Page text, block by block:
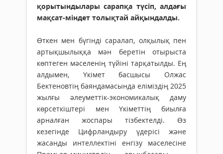
қорытындылары сарапқа түсіп, алдағы
мақсат-міндет толықтай айқындалды.
Өткен мен бүгінді саралап, олқылық пен
артықшылыққа мән беретін отырыста
көптеген мәселенің түйіні тарқатылды. Ең
алдымен, Үкімет басшысы Олжас
Бектеновтің баяндамасында еліміздің 2025
жылғы әлеу­меттік-экономикалық даму
көрсеткіштері мен Үкіметтің биылға
арналған жоспары тіз­бектелді. Өз
кезегінде Цифрландыру үдерісі және
жасанды интеллектіні енгізу мәселесіне